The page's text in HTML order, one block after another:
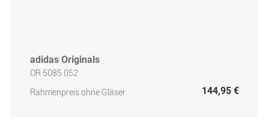
adidas Originals
OR 5085 052
Rahmenpreis ohne Gläser
144,95 €